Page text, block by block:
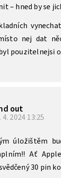
– hned by se
nej dat
pouzitelnejsi
out
4. 202413:25
úložištěm
Ať
30 pin